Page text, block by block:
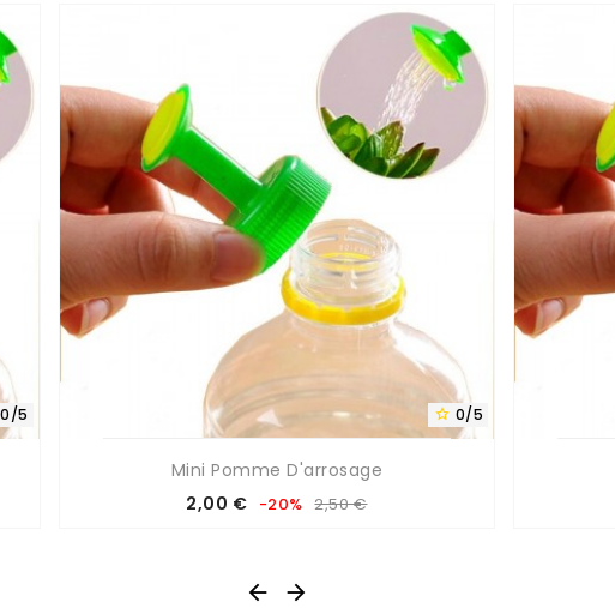
0/5  0/5
Mini Pomme D'arrosage
Prix
2,00 € Prix
-20% 2,50 €
 